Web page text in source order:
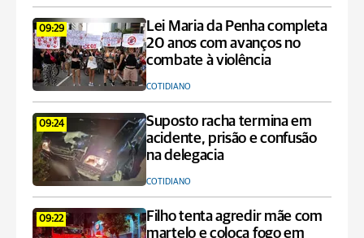
09:29
Lei Maria da Penha completa
20 anos com avanços no
combate à violência
COTIDIANO
09:24
Suposto racha termina em
acidente, prisão e confusão
na delegacia
COTIDIANO
09:22
Filho tenta agredir mãe com
martelo e coloca fogo em